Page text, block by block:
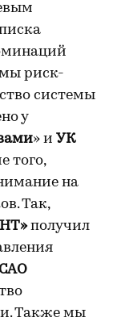
риск-
системы
у
» и УК
того,
на
Так,
получил
Также мы